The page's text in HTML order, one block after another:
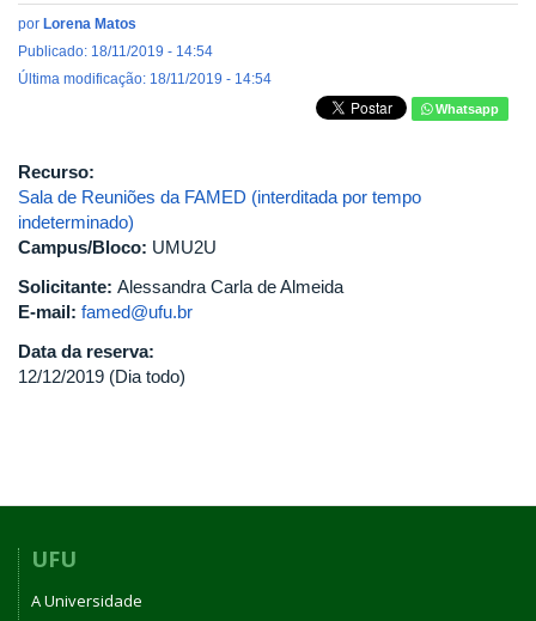
por Lorena Matos
Publicado: 18/11/2019 - 14:54
Última modificação: 18/11/2019 - 14:54
Whatsapp
Recurso:
Sala de Reuniões da FAMED (interditada por tempo
indeterminado)
Campus/Bloco: UMU2U
Solicitante: Alessandra Carla de Almeida
E-mail: famed@ufu.br
Data da reserva:
12/12/2019 (Dia todo)
UFU
A Universidade